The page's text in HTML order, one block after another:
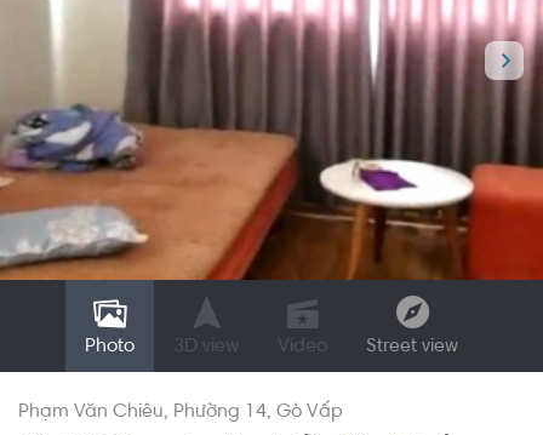
Photo 3D view Video Street view
Phạm Văn Chiêu Phường 14 Gò Vấp